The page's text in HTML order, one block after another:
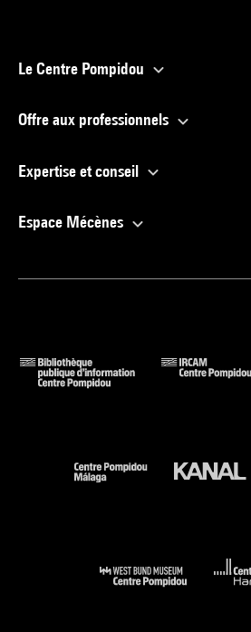
Le Centre Pompidou
Offre aux professionnels
Expertise et conseil
Espace Mécènes